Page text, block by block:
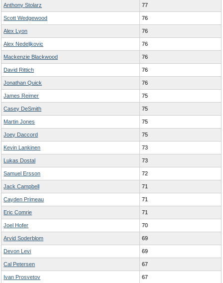
Anthony Stolarz 77
Scott Wedgewood 76
Alex Lyon 76
Alex Nedeljkovic 76
Mackenzie Blackwood 76
David Rittich 76
Jonathan Quick 76
James Reimer 75
Casey DeSmith 75
Martin Jones 75
Joey Daccord 75
Kevin Lankinen 73
Lukas Dostal 73
Samuel Ersson 72
Jack Campbell 71
Cayden Primeau 71
Eric Comrie 71
Joel Hofer 70
Arvid Soderblom 69
Devon Levi 69
Cal Petersen 67
Ivan Prosvetov 67